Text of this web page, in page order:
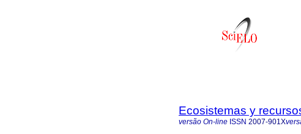
Ecosistemas y
versão On-line ISSN 2007-901X